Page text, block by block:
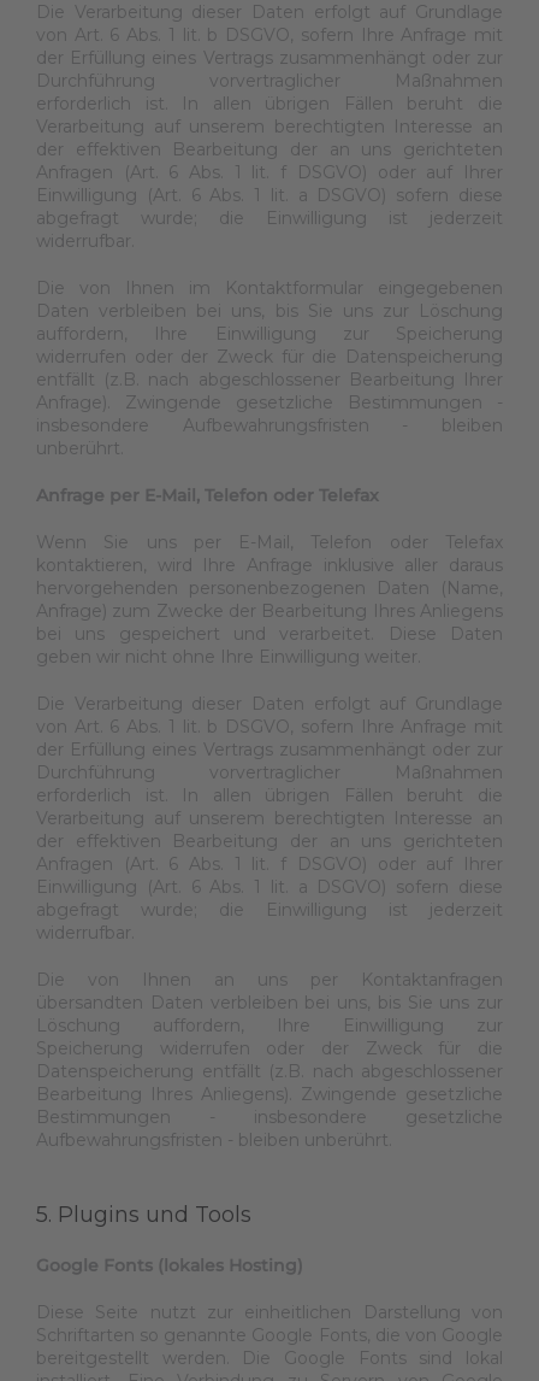
Die Verarbeitung dieser Daten erfolgt auf Grundlage
von Art. 6 Abs. 1 lit. b DSGVO, sofern Ihre Anfrage mit
der Erfüllung eines Vertrags zusammenhängt oder zur
Durchführung vorvertraglicher Maßnahmen
erforderlich ist. In allen übrigen Fällen beruht die
Verarbeitung auf unserem berechtigten Interesse an
der effektiven Bearbeitung der an uns gerichteten
Anfragen (Art. 6 Abs. 1 lit. f DSGVO) oder auf Ihrer
Einwilligung (Art. 6 Abs. 1 lit. a DSGVO) sofern diese
abgefragt wurde; die Einwilligung ist jederzeit
widerrufbar.
Die von Ihnen im Kontaktformular eingegebenen
Daten verbleiben bei uns, bis Sie uns zur Löschung
auffordern, Ihre Einwilligung zur Speicherung
widerrufen oder der Zweck für die Datenspeicherung
entfällt (z.B. nach abgeschlossener Bearbeitung Ihrer
Anfrage). Zwingende gesetzliche Bestimmungen -
insbesondere Aufbewahrungsfristen - bleiben
unberührt.
Anfrage per E-Mail, Telefon oder Telefax
Wenn Sie uns per E-Mail, Telefon oder Telefax
kontaktieren, wird Ihre Anfrage inklusive aller daraus
hervorgehenden personenbezogenen Daten (Name,
Anfrage) zum Zwecke der Bearbeitung Ihres Anliegens
bei uns gespeichert und verarbeitet. Diese Daten
geben wir nicht ohne Ihre Einwilligung weiter.
Die Verarbeitung dieser Daten erfolgt auf Grundlage
von Art. 6 Abs. 1 lit. b DSGVO, sofern Ihre Anfrage mit
der Erfüllung eines Vertrags zusammenhängt oder zur
Durchführung vorvertraglicher Maßnahmen
erforderlich ist. In allen übrigen Fällen beruht die
Verarbeitung auf unserem berechtigten Interesse an
der effektiven Bearbeitung der an uns gerichteten
Anfragen (Art. 6 Abs. 1 lit. f DSGVO) oder auf Ihrer
Einwilligung (Art. 6 Abs. 1 lit. a DSGVO) sofern diese
abgefragt wurde; die Einwilligung ist jederzeit
widerrufbar.
Die von Ihnen an uns per Kontaktanfragen
übersandten Daten verbleiben bei uns, bis Sie uns zur
Löschung auffordern, Ihre Einwilligung zur
Speicherung widerrufen oder der Zweck für die
Datenspeicherung entfällt (z.B. nach abgeschlossener
Bearbeitung Ihres Anliegens). Zwingende gesetzliche
Bestimmungen - insbesondere gesetzliche
Aufbewahrungsfristen - bleiben unberührt.
5. Plugins und Tools
Google Fonts (lokales Hosting)
Diese Seite nutzt zur einheitlichen Darstellung von
Schriftarten so genannte Google Fonts, die von Google
bereitgestellt werden. Die Google Fonts sind lokal